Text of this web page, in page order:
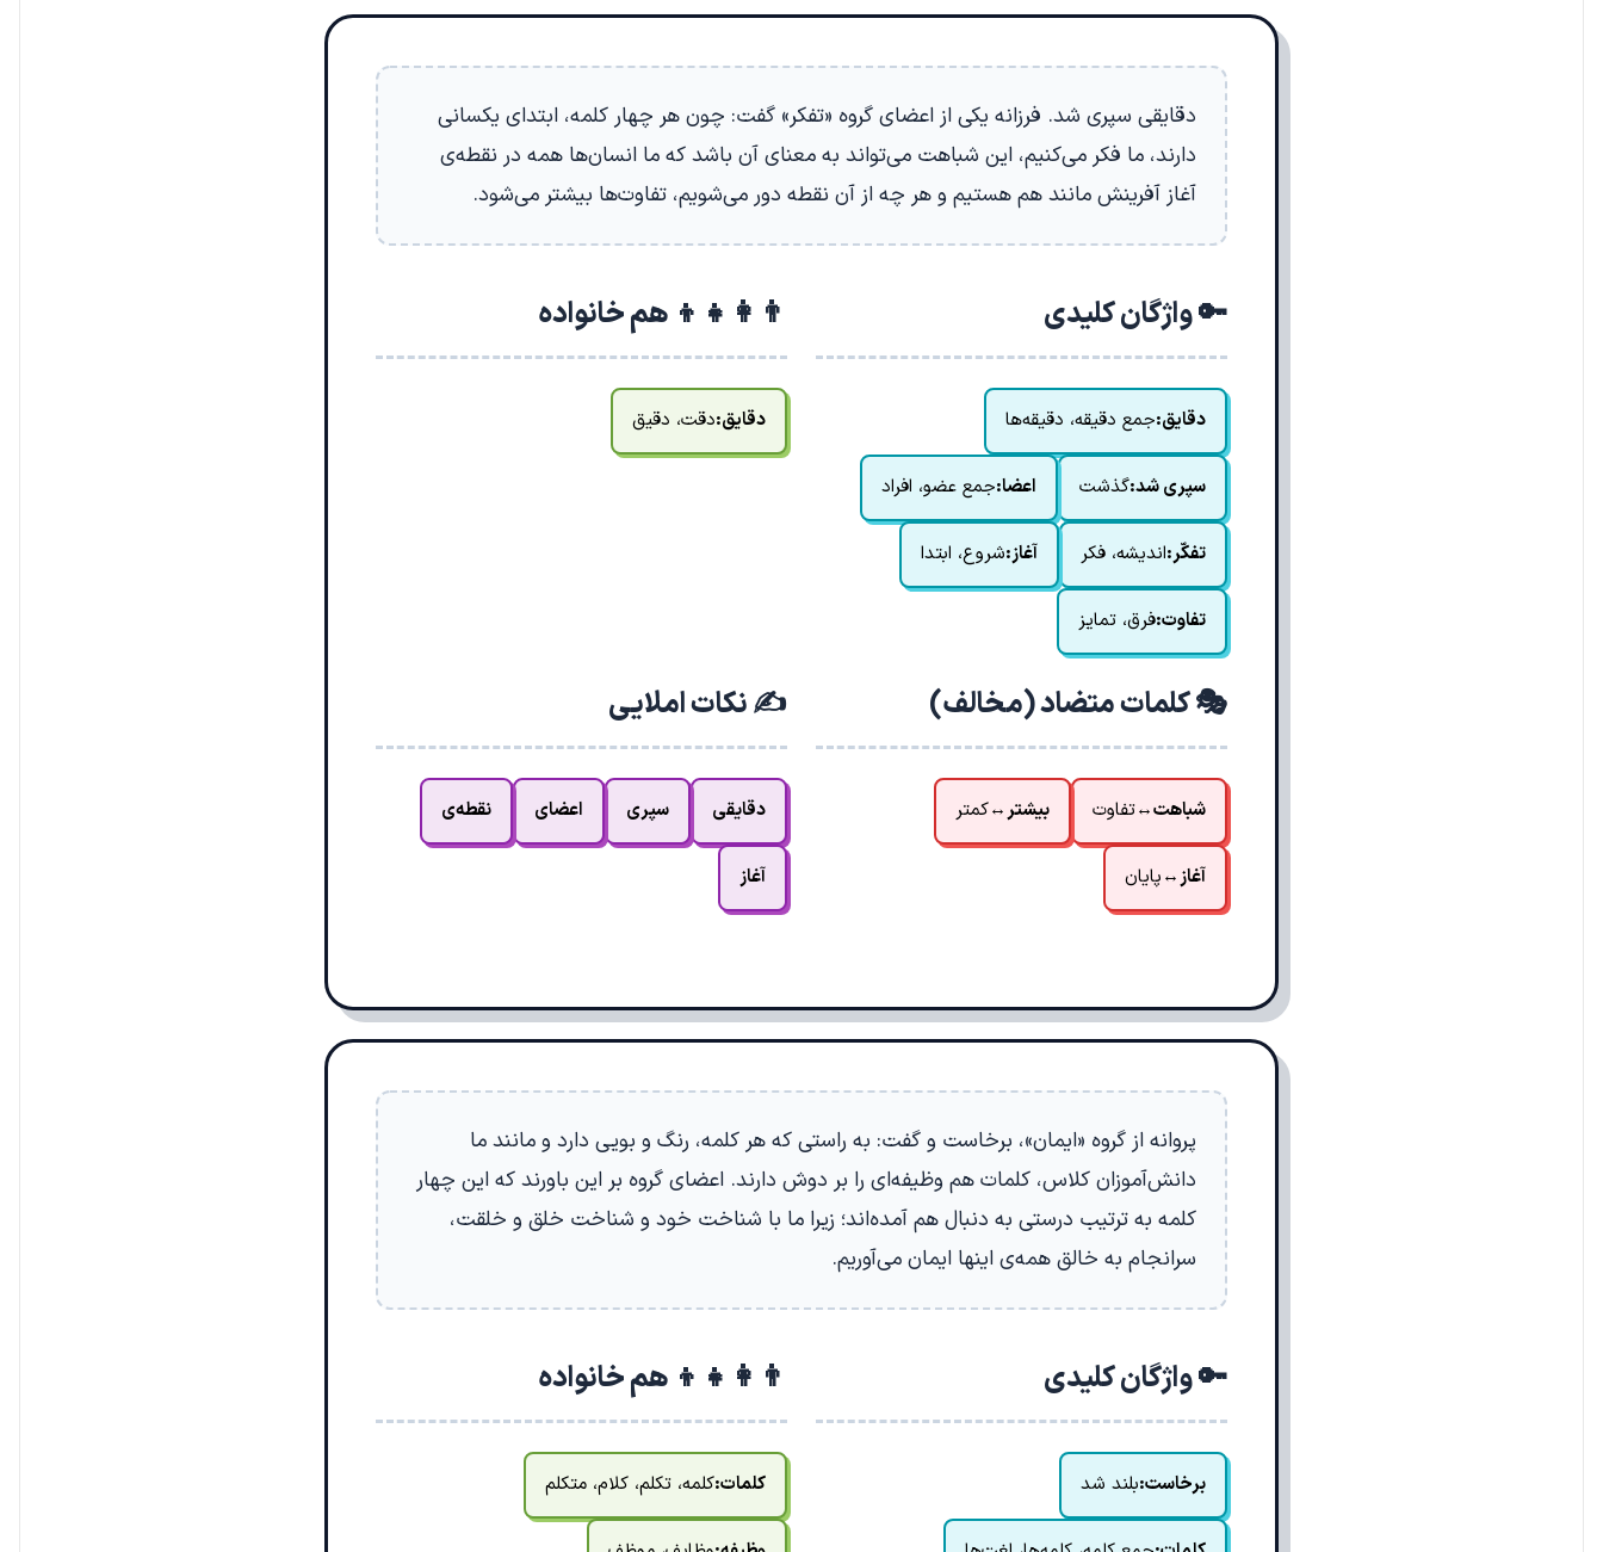
دقایقی سپری شد. فرزانه یکی از اعضای گروه «تفکر» گفت: چون هر چهار کلمه، ابتدای یکسانی
دارند، ما فکر می‌کنیم، این شباهت می‌تواند به معنای آن باشد که ما انسان‌ها همه در نقطه‌ی
آغاز آفرینش مانند هم هستیم و هر چه از آن نقطه دور می‌شویم، تفاوت‌ها بیشتر می‌شود.
🔑 واژگان کلیدی
دقایق:جمع دقیقه، دقیقه‌ها
سپری شد:گذشت اعضا:جمع عضو، افراد
تفکّر:اندیشه، فکر آغاز:شروع، ابتدا
تفاوت:فرق، تمایز
👨‍👩‍👧‍👦 هم خانواده
دقایق:دقت، دقیق
🎭 کلمات متضاد (مخالف)
شباهت↔تفاوت بیشتر↔کمتر
آغاز↔پایان
✍️ نکات املایی
دقایقی سپری اعضای نقطه‌ی
آغاز
پروانه از گروه «ایمان»، برخاست و گفت: به راستی که هر کلمه، رنگ و بویی دارد و مانند ما
دانش‌آموزان کلاس، کلمات هم وظیفه‌ای را بر دوش دارند. اعضای گروه بر این باورند که این چهار
کلمه به ترتیب درستی به دنبال هم آمده‌اند؛ زیرا ما با شناخت خود و شناخت خلق و خلقت،
سرانجام به خالق همه‌ی اینها ایمان می‌آوریم.
🔑 واژگان کلیدی
برخاست:بلند شد
👨‍👩‍👧‍👦 هم خانواده
کلمات:کلمه، تکلم، کلام، متکلم